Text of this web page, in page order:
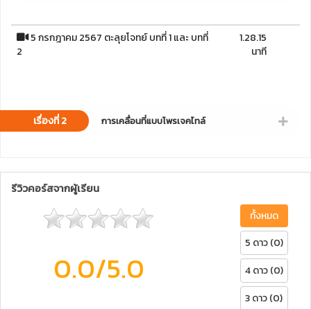
5 กรกฎาคม 2567 ตะลุยโจทย์ บทที่ 1 และ บทที่
2
1.28.15
นาที
เรื่องที่ 2 การเคลื่อนที่แบบโพรเจคไทล์
รีวิวคอร์สจากผู้เรียน
0.0/5.0
ทั้งหมด
5 ดาว (0)
4 ดาว (0)
3 ดาว (0)